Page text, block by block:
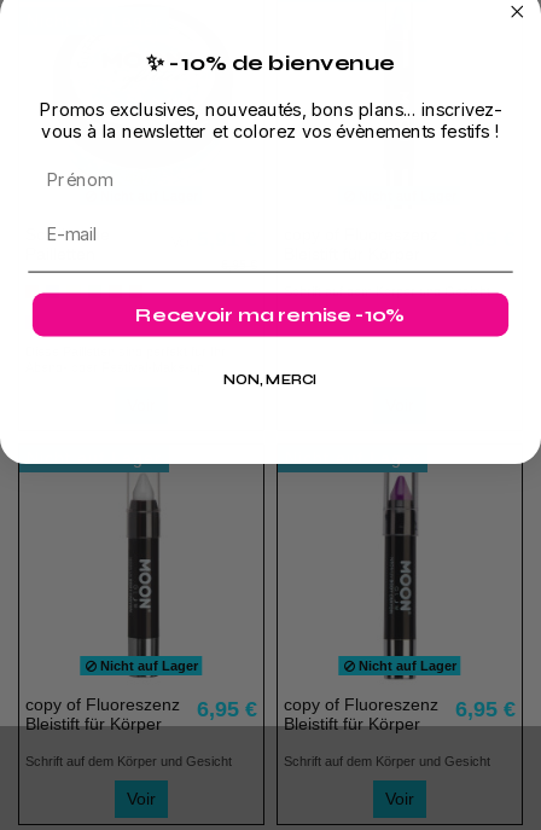
Schillernde
Schrift auf dem Körper und Gesicht
Nicht auf Lager
copy of Fluoreszenz
Bleistift für Körper
6,95 €
Schrift auf dem Körper und Gesicht
Voir
Nicht auf Lager
copy of Fluoreszenz
Bleistift für Körper
6,95 €
Schrift auf dem Körper und Gesicht
Voir
✨ -10% de bienvenue
Promos exclusives, nouveautés, bons plans... inscrivez-
vous à la newsletter et colorez vos évènements festifs !
Recevoir ma remise -10%
NON, MERCI